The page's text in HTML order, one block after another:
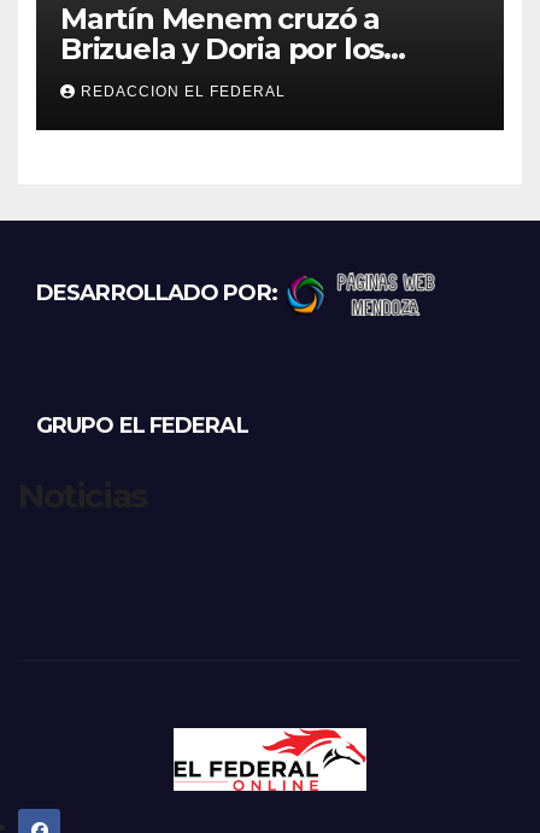
Martín Menem cruzó a
Brizuela y Doria por los
incendios en Guanchín:
“Miente descaradamente”
REDACCION EL FEDERAL
DESARROLLADO POR:
GRUPO EL FEDERAL